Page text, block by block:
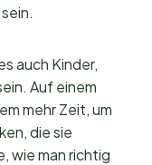
auch Kinder,
Auf einem
mehr Zeit, um
die sie
wie man richtig